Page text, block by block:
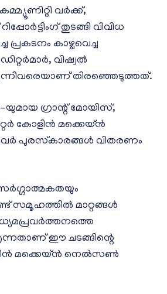
വർക്ക്,
തുടങ്ങി വിവിധ
പ്രകടനം കാഴ്ചവെച്ച
വിഷ്വൽ
തിരഞ്ഞെടുത്തത്.
യുമായ ഗ്രാന്റ് മോയിസ്,
കോളിൻ മക്കെയ്ൻ
പുരസ്‌കാരങ്ങൾ വിതരണം
സമൂഹത്തിൽ മാറ്റങ്ങൾ
ഈ ചടങ്ങിന്റെ
മക്കെയ്ൻ നെൽസൺ